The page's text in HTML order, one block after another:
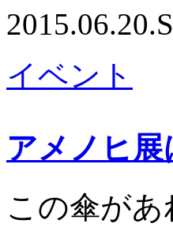
イベント
アメノヒ展
この傘が